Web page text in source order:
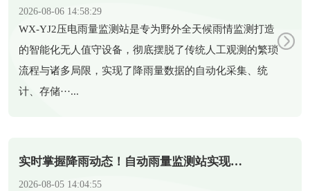
2026-08-06 14:58:29
​WX-YJ2压电雨量监测站是专为野外全天候雨情监测打造
的智能化无人值守设备，彻底摆脱了传统人工观测的繁琐
流程与诸多局限，实现了降雨量数据的自动化采集、统
计、存储···...
实时掌握降雨动态！自动雨量监测站实现雨量精准监测
2026-08-05 14:04:55